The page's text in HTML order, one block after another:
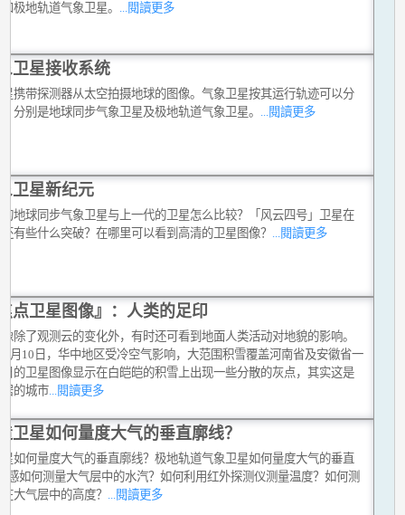
极地轨道气象卫星。 ...閱讀更多
卫星接收系统
携带探测器从太空拍摄地球的图像。气象卫星按其运行轨迹可以分
分别是地球同步气象卫星及极地轨道气象卫星。
...閱讀更多
卫星新纪元
地球同步气象卫星与上一代的卫星怎么比较？「风云四号」卫星在
有些什么突破？在哪里可以看到高清的卫星图像？
...閱讀更多
点卫星图像』：人类的足印
除了观测云的变化外，有时还可看到地面人类活动对地貌的影响。
1月10日，华中地区受冷空气影响，大范围积雪覆盖河南省及安徽省一
的卫星图像显示在白皑皑的积雪上出现一些分散的灰点，其实这是
的城市...閱讀更多
卫星如何量度大气的垂直廓线？
如何量度大气的垂直廓线？极地轨道气象卫星如何量度大气的垂直
感如何测量大气层中的水汽？如何利用红外探测仪测量温度？如何测
大气层中的高度？
...閱讀更多